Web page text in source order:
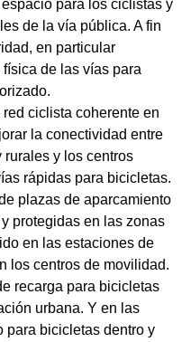
para los ciclistas y
de la vía pública. A fin
en particular
de las vías para
ciclista coherente en
la conectividad entre
rurales y los centros
rápidas para bicicletas.
plazas de aparcamiento
protegidas en las zonas
en las estaciones de
los centros de movilidad.
recarga para bicicletas
urbana. Y en las
para bicicletas dentro y